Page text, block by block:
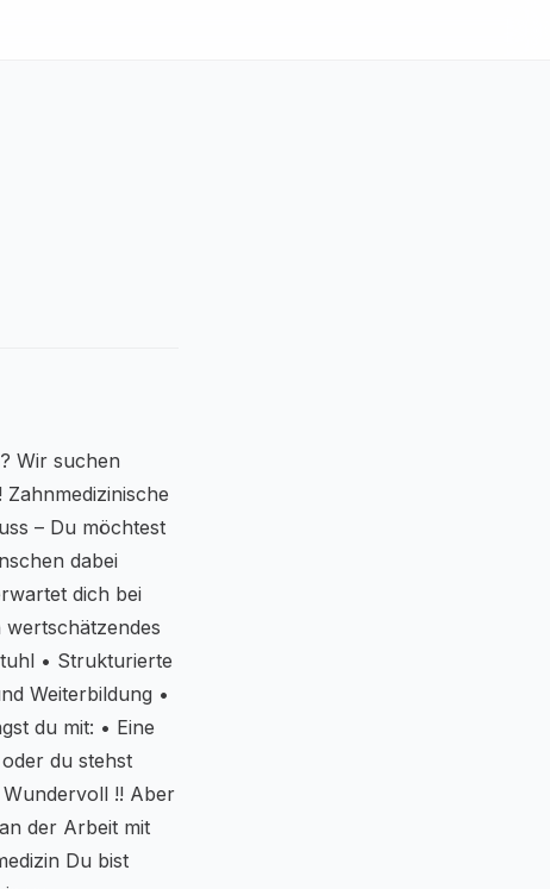
Wir suchen
– Du möchtest
dabei
dich bei
wertschätzendes
• Strukturierte
Weiterbildung •
du mit: • Eine
du stehst
!! Aber
der Arbeit mit
Du bist